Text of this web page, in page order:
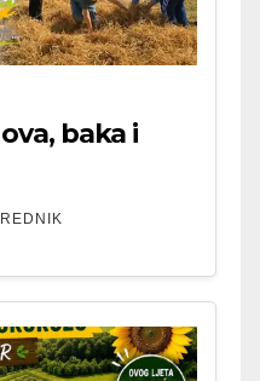
baka i